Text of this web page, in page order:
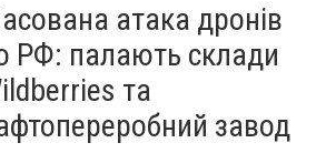
атака дронів
РФ: палають склади
та
завод